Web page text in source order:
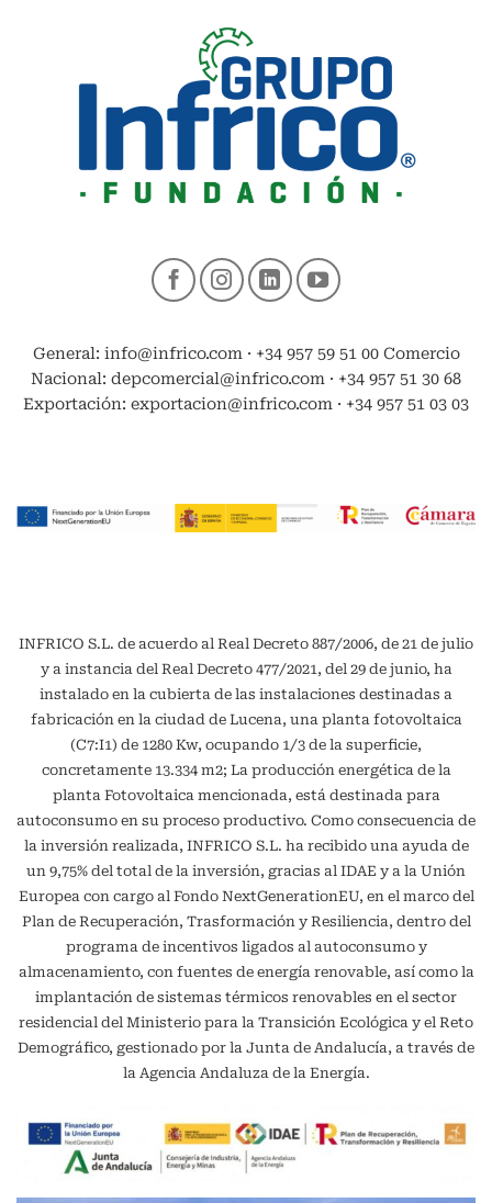
General: info@infrico.com · +34 957 59 51 00 Comercio
Nacional: depcomercial@infrico.com · +34 957 51 30 68
Exportación: exportacion@infrico.com · +34 957 51 03 03
INFRICO S.L. de acuerdo al Real Decreto 887/2006, de 21 de julio
y a instancia del Real Decreto 477/2021, del 29 de junio, ha
instalado en la cubierta de las instalaciones destinadas a
fabricación en la ciudad de Lucena, una planta fotovoltaica
(C7:I1) de 1280 Kw, ocupando 1/3 de la superficie,
concretamente 13.334 m2; La producción energética de la
planta Fotovoltaica mencionada, está destinada para
autoconsumo en su proceso productivo. Como consecuencia de
la inversión realizada, INFRICO S.L. ha recibido una ayuda de
un 9,75% del total de la inversión, gracias al IDAE y a la Unión
Europea con cargo al Fondo NextGenerationEU, en el marco del
Plan de Recuperación, Trasformación y Resiliencia, dentro del
programa de incentivos ligados al autoconsumo y
almacenamiento, con fuentes de energía renovable, así como la
implantación de sistemas térmicos renovables en el sector
residencial del Ministerio para la Transición Ecológica y el Reto
Demográfico, gestionado por la Junta de Andalucía, a través de
la Agencia Andaluza de la Energía.